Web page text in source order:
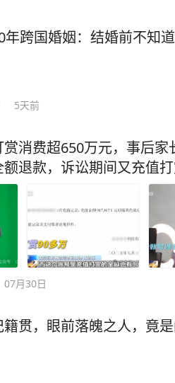
年跨国婚姻：结婚前不知
5天前
消费超650万元，事后家
退款，诉讼期间又充值
07月30日
贯，眼前落魄之人，竟